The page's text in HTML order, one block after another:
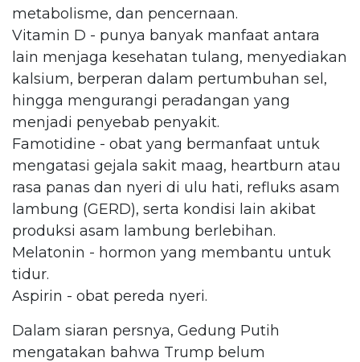
metabolisme, dan pencernaan.
Vitamin D - punya banyak manfaat antara
lain menjaga kesehatan tulang, menyediakan
kalsium, berperan dalam pertumbuhan sel,
hingga mengurangi peradangan yang
menjadi penyebab penyakit.
Famotidine - obat yang bermanfaat untuk
mengatasi gejala sakit maag, heartburn atau
rasa panas dan nyeri di ulu hati, refluks asam
lambung (GERD), serta kondisi lain akibat
produksi asam lambung berlebihan.
Melatonin - hormon yang membantu untuk
tidur.
Aspirin - obat pereda nyeri.
Dalam siaran persnya, Gedung Putih
mengatakan bahwa Trump belum